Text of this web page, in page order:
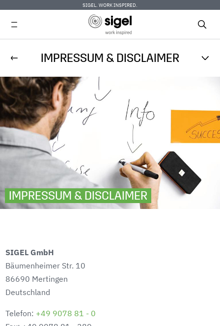
zum
SIGEL. WORK INSPIRED.
IMPRESSUM & DISCLAIMER
IMPRESSUM & DISCLAIMER
SIGEL GmbH
Bäumenheimer Str. 10
86690 Mertingen
Deutschland
Telefon: +49 9078 81 - 0